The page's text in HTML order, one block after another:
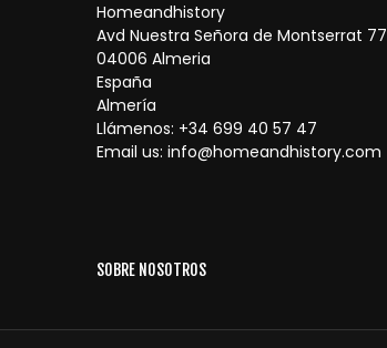
Homeandhistory
Avd Nuestra Señora de Montserrat 77
04006 Almeria
España
Almería
Llámenos: +34 699 40 57 47
Email us: info@homeandhistory.com
SOBRE NOSOTROS